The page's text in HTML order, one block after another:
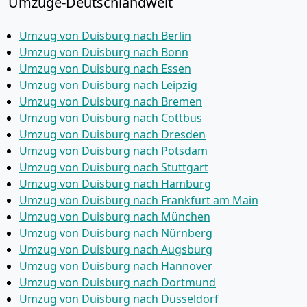
Umzug von Duisburg nach Berlin
Umzug von Duisburg nach Bonn
Umzug von Duisburg nach Essen
Umzug von Duisburg nach Leipzig
Umzug von Duisburg nach Bremen
Umzug von Duisburg nach Cottbus
Umzug von Duisburg nach Dresden
Umzug von Duisburg nach Potsdam
Umzug von Duisburg nach Stuttgart
Umzug von Duisburg nach Hamburg
Umzug von Duisburg nach Frankfurt am Main
Umzug von Duisburg nach München
Umzug von Duisburg nach Nürnberg
Umzug von Duisburg nach Augsburg
Umzug von Duisburg nach Hannover
Umzug von Duisburg nach Dortmund
Umzug von Duisburg nach Düsseldorf